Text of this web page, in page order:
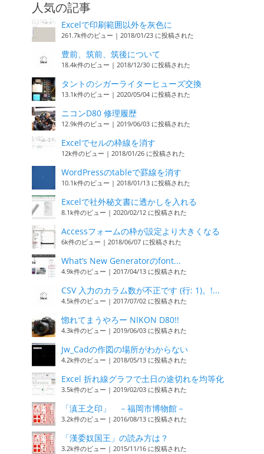
人気の記事
Excelで印刷範囲以外を灰色に
261.7k件のビュー | 2018/01/23 に投稿された
豊前、筑前、筑後について
18.4k件のビュー | 2018/12/30 に投稿された
タントのシガーライターヒューズ交換
13.1k件のビュー | 2020/05/04 に投稿された
ニコンD80 修理履歴
12.9k件のビュー | 2019/06/03 に投稿された
Excelでセルの枠線を消す
12k件のビュー | 2018/01/26 に投稿された
WordPressのtableで罫線を消す
10.1k件のビュー | 2018/01/13 に投稿された
Excelで社外秘文書に透かしを入れる
8.1k件のビュー | 2020/02/12 に投稿された
Accessフォームの枠が設定より大きくなる
6k件のビュー | 2018/06/07 に投稿された
What’s New Generatorのfont...
4.9k件のビュー | 2017/04/13 に投稿された
CSV 入力のカラム数が不正です (行: 1)。!...
4.5k件のビュー | 2017/07/02 に投稿された
惚れてまうやろー NIKON D80!!
4.3k件のビュー | 2019/06/03 に投稿された
Jw_Cadの作図の場所がわからない
4.2k件のビュー | 2018/05/13 に投稿された
Excel 折れ線グラフで土日の途切れを均等化
3.5k件のビュー | 2019/02/03 に投稿された
「滇王之印」 －福岡市博物館－
3.2k件のビュー | 2016/08/13 に投稿された
「漢委奴国王」の読み方は？
3.2k件のビュー | 2015/11/16 に投稿された